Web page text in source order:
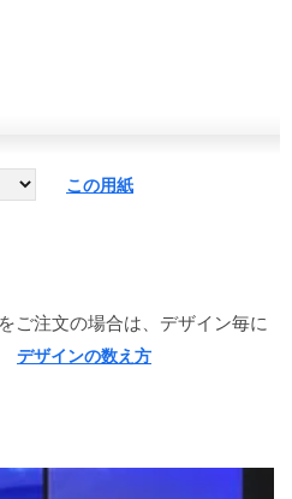
この用紙
ご注文の場合は、デザイン毎に
デザインの数え方